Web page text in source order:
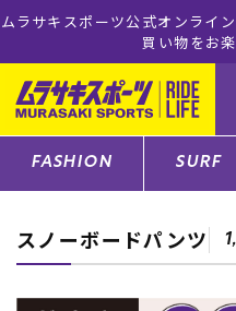
ムラサキスポーツ公式オンライ
買い物をお
ゲスト様
ログイン
FASHION SURF
スノーボードパンツ